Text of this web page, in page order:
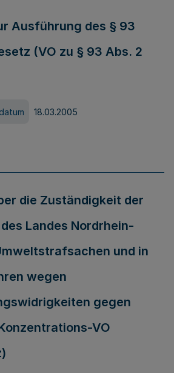
Ausführung des § 93
(VO zu § 93 Abs. 2
18.03.2005
die Zuständigkeit der
Landes Nordrhein-
und in
wegen
gegen
VO